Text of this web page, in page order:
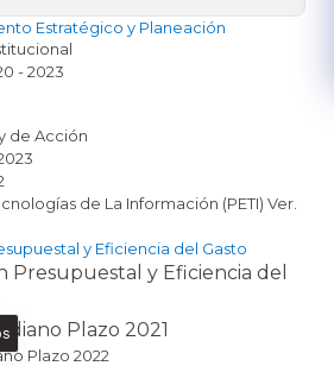
Estratégico y Planeación
- 2023
de Acción​
de La Información (PETI) Ver.
y Eficiencia del Gasto
Presupuestal y Eficiencia del
Plazo 2021
Plazo 2022​